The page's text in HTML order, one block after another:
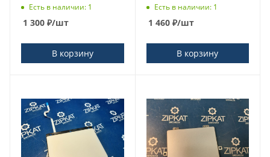
Есть в наличии: 1
1 300 ₽/шт
В корзину
Есть в наличии: 1
1 460₽/шт
В корзину